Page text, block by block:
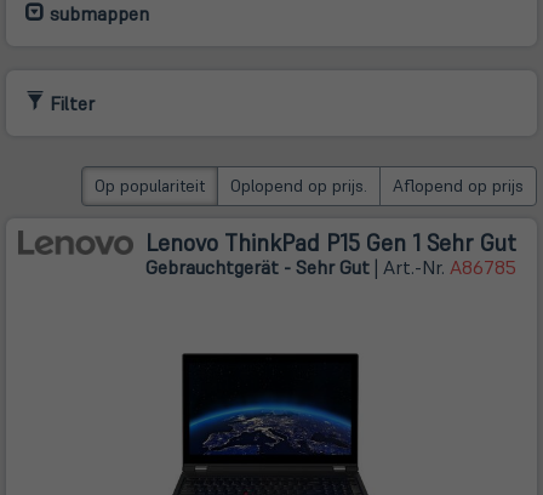
submappen
Filter
Op populariteit Oplopend op prijs. Aflopend op prijs
Lenovo ThinkPad P15 Gen 1 Sehr Gut
Gebrauchtgerät - Sehr Gut | Art.-Nr. A86785